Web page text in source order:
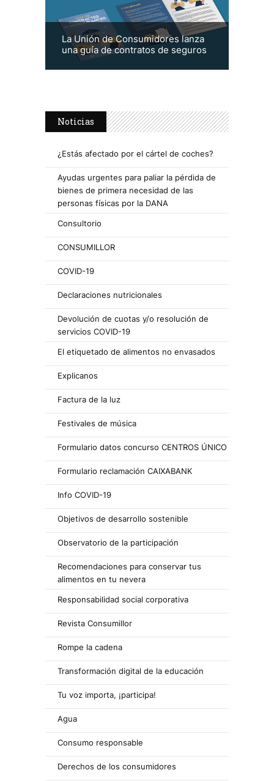
La Unión de Consumidores lanza
una guía de contratos de seguros
Noticias
¿Estás afectado por el cártel de coches?
Ayudas urgentes para paliar la pérdida de
bienes de primera necesidad de las
personas físicas por la DANA
Consultorio
CONSUMILLOR
COVID-19
Declaraciones nutricionales
Devolución de cuotas y/o resolución de
servicios COVID-19
El etiquetado de alimentos no envasados
Explicanos
Factura de la luz
Festivales de música
Formulario datos concurso CENTROS ÚNICO
Formulario reclamación CAIXABANK
Info COVID-19
Objetivos de desarrollo sostenible
Observatorio de la participación
Recomendaciones para conservar tus
alimentos en tu nevera
Responsabilidad social corporativa
Revista Consumillor
Rompe la cadena
Transformación digital de la educación
Tu voz importa, ¡participa!
Agua
Consumo responsable
Derechos de los consumidores